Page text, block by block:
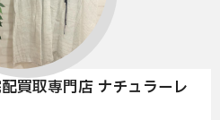
買取専門店 ナチュラーレ